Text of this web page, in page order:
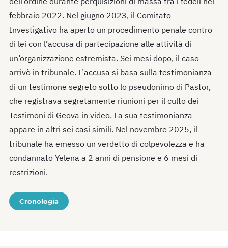
febbraio 2022. Nel giugno 2023, il Comitato
Investigativo ha aperto un procedimento penale contro
di lei con l’accusa di partecipazione alle attività di
un’organizzazione estremista. Sei mesi dopo, il caso
arrivò in tribunale. L’accusa si basa sulla testimonianza
di un testimone segreto sotto lo pseudonimo di Pastor,
che registrava segretamente riunioni per il culto dei
Testimoni di Geova in video. La sua testimonianza
appare in altri sei casi simili. Nel novembre 2025, il
tribunale ha emesso un verdetto di colpevolezza e ha
condannato Yelena a 2 anni di pensione e 6 mesi di
restrizioni.
Cronologia